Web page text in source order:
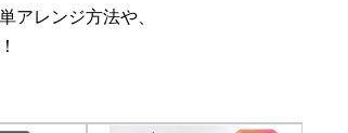
アレンジ方法や、